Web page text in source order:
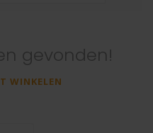
gevonden!
WINKELEN